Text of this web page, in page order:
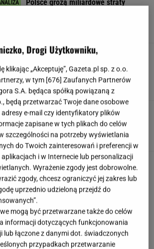
Polsce grożą miliardowe straty
Pracownicy branży IT śmieją się
łzy. Zwolnienia w łódzkiej siedzibie
firmy
pukają do domów. Chcą paragonów
PROMOCYJNY
i narodowiec. Kim jest raper,
który wystąpił przed Nawrockim?
padł w niewielkim stawie. Taki okaz
się bardzo rzadko
Drogi Użytkowniku,
klikając „Akceptuję”, Gazeta.pl sp. z o.o.
w tym [676] Zaufanych Partnerów
S.A. będąca spółką powiązaną z
będą przetwarzać Twoje dane osobowe
adresy e-mail czy identyfikatory plików
zapisane w tych plikach do celów
szczególności na potrzeby wyświetlania
do Twoich zainteresowań i preferencji w
i w Internecie lub personalizacji
Wyrażenie zgody jest dobrowolne.
zgody, chcesz ograniczyć jej zakres lub
uprzednio udzieloną przejdź do
mogą być przetwarzane także do celów
informacji dotyczących funkcjonowania
lub łączone z danymi dot. świadczonych
przypadkach przetwarzanie